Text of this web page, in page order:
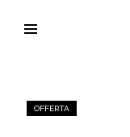
OFFERTA